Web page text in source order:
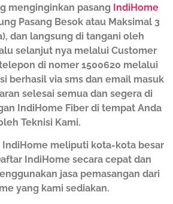
menginginkan pasang IndiHome
Pasang Besok atau Maksimal 3
dan langsung di tangani oleh
selanjut nya melalui Customer
di nomer 1500620 melalui
berhasil via sms dan email masuk
selesai semua dan segera di
IndiHome Fiber di tempat Anda
Teknisi Kami.
IndiHome meliputi kota-kota besar
IndiHome secara cepat dan
jasa pemasangan dari
yang kami sediakan.